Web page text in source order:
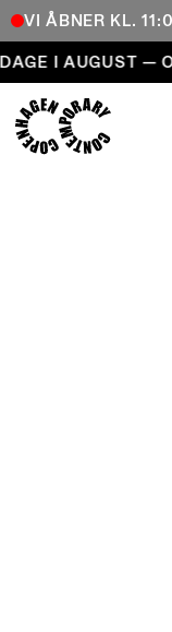
VI ÅBNER KL.
Åbent alle dage i
I AUGUST —